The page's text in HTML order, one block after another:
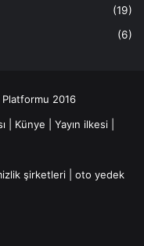
(19)
(6)
2016
Künye Yayın ilkesi
şirketleri
oto yedek